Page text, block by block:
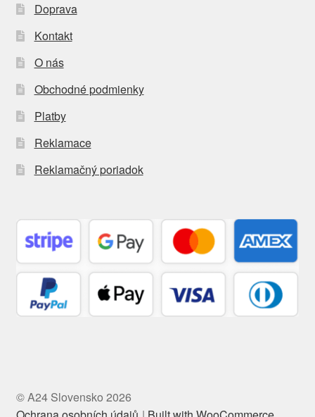
Doprava
Kontakt
O nás
Obchodné podmienky
Platby
Reklamace
Reklamačný poriadok
© A24 Slovensko 2026